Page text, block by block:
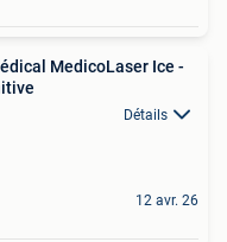
MedicoLaser Ice -
Détails
12 avr. 26